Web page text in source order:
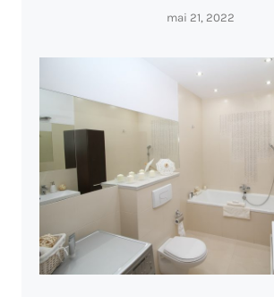
mai 21, 2022